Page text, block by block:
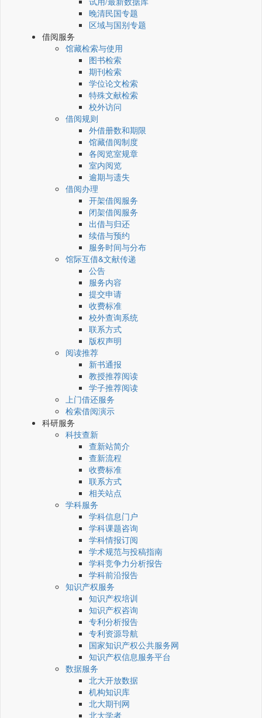
晚清民国专题
区域与国别专题
借阅服务
馆藏检索与使用
图书检索
期刊检索
学位论文检索
特殊文献检索
校外访问
借阅规则
外借册数和期限
馆藏借阅制度
各阅览室规章
室内阅览
逾期与遗失
借阅办理
开架借阅服务
闭架借阅服务
出借与归还
续借与预约
服务时间与分布
馆际互借&文献传递
公告
服务内容
提交申请
收费标准
校外查询系统
联系方式
版权声明
阅读推荐
新书通报
教授推荐阅读
学子推荐阅读
上门借还服务
检索借阅演示
科研服务
科技查新
查新站简介
查新流程
收费标准
联系方式
相关站点
学科服务
学科信息门户
学科课题咨询
学科情报订阅
学术规范与投稿指南
学科竞争力分析报告
学科前沿报告
知识产权服务
知识产权培训
知识产权咨询
专利分析报告
专利资源导航
国家知识产权公共服务网
知识产权信息服务平台
数据服务
北大开放数据
机构知识库
北大期刊网
北大学者